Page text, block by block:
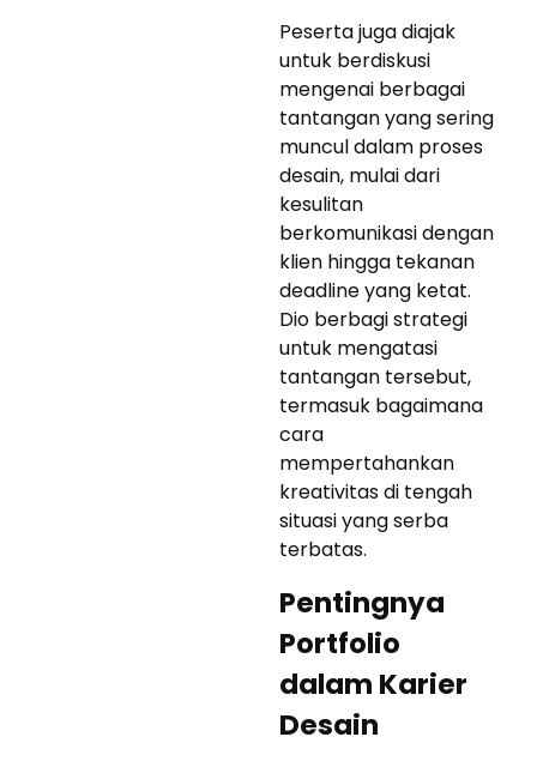
Peserta juga diajak
untuk berdiskusi
mengenai berbagai
tantangan yang sering
muncul dalam proses
desain, mulai dari
kesulitan
berkomunikasi dengan
klien hingga tekanan
deadline yang ketat.
Dio berbagi strategi
untuk mengatasi
tantangan tersebut,
termasuk bagaimana
cara
mempertahankan
kreativitas di tengah
situasi yang serba
terbatas.
Pentingnya
Portfolio
dalam Karier
Desain